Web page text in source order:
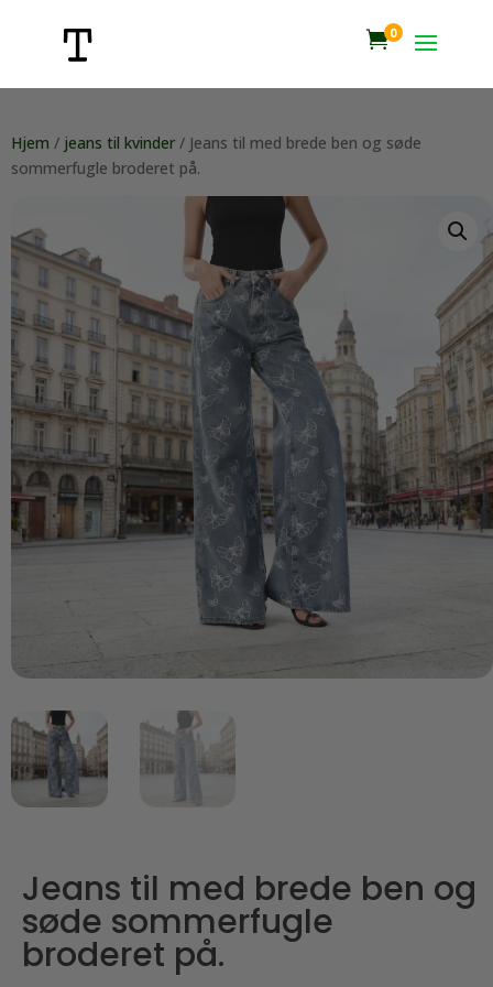
0
Hjem / jeans til kvinder / Jeans til med brede ben og søde
sommerfugle broderet på.
Jeans til med brede ben og
søde sommerfugle
broderet på.